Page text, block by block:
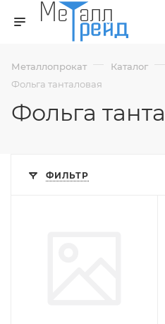
Металлопрокат — Каталог —
Фольга танталовая
Фольга
ФИЛЬТР